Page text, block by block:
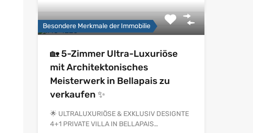
Besondere Merkmale der Immobilie
🏡 5-Zimmer Ultra-Luxuriöse
mit Architektonisches
Meisterwerk in Bellapais zu
verkaufen ✨
🌟 ULTRALUXURIÖSE & EXKLUSIV DESIGNTE
4+1 PRIVATE VILLA IN BELLAPAIS…